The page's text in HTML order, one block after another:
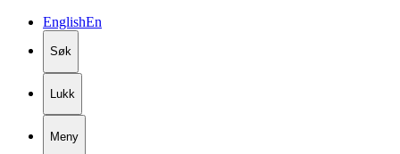
EnglishEn
Søk
Lukk
Meny